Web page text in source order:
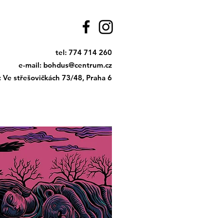
tel: 774 714 260
e-mail: bohdus@centrum.cz
Ve střešovičkách 73/48, Praha 6